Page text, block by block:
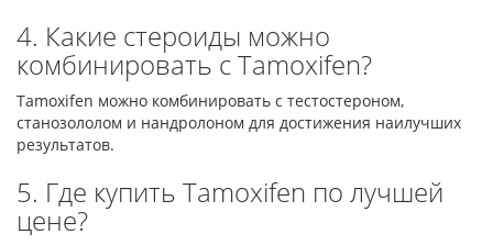
4. Какие стероиды можно
комбинировать с Tamoxifen?
Tamoxifen можно комбинировать с тестостероном,
станозололом и нандролоном для достижения наилучших
результатов.
5. Где купить Tamoxifen по лучшей
цене?